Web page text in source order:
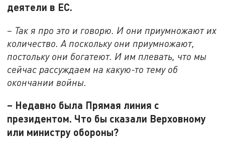
деятели в ЕС.
– Так я про это и говорю. И они приумножают их
количество. А поскольку они приумножают,
постольку они богатеют. И им плевать, что мы
сейчас рассуждаем на какую-то тему об
окончании войны.
– Недавно была Прямая линия с
президентом. Что бы сказали Верховному
или министру обороны?